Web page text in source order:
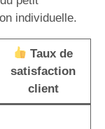
individuelle.
Taux de
satisfaction
client